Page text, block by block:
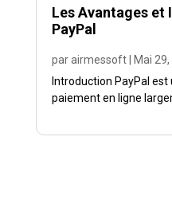
Les Avantages et
PayPal
parairmessoft| Mai
Introduction PayPal
paiement en ligne